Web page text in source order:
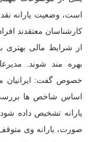
است، وضعیت یارانه
کارشناسان معتقدند
از شرایط مالی بهتری
بهره مند شوند.
خصوص گفت: ایرانیان
اساس شاخص ها
یارانه تشخیص داده
صورت، یارانه وی